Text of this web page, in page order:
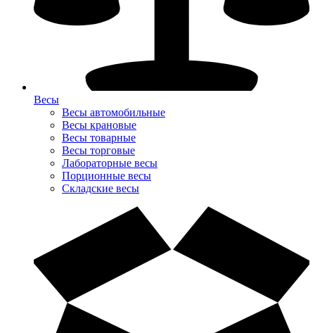
Весы
Весы автомобильные
Весы крановые
Весы товарные
Весы торговые
Лабораторные весы
Порционные весы
Складские весы